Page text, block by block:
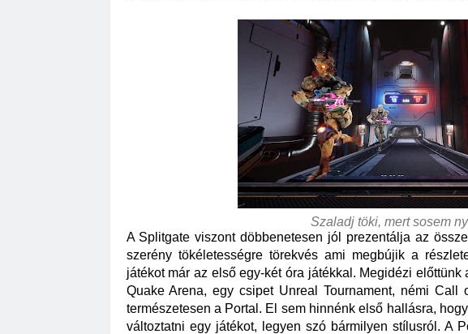
Szaladj töki, mert sosem
A Splitgate viszont döbbenetesen jól prezentálja az
szerény tökéletességre törekvés ami megbújik a
játékot már az első egy-két óra játékkal. Megidézi
Quake Arena, egy csipet Unreal Tournament, némi Call
természetesen a Portal. El sem hinnénk első hallásra,
változtatni egy játékot, legyen szó bármilyen stílusról. A